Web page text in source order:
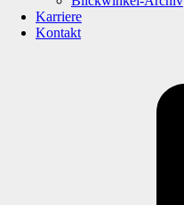
Karriere
Kontakt